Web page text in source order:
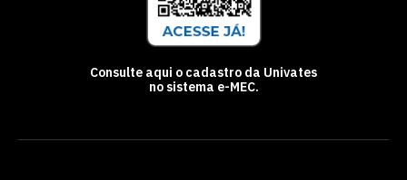
Consulte aqui o cadastro da Univates
no sistema e-MEC.